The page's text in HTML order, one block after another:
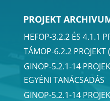
PROJEKT
HEFOP-3.2.2 ÉS 4.1.1
TÁMOP-6.2.2
GINOP-5.2.1-14
EGYÉNI TANÁCSADÁS
GINOP-5.2.1-14